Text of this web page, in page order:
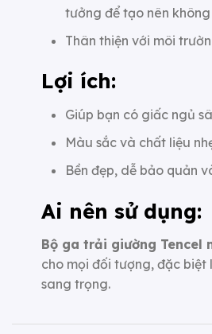
tưởng để tạo nên
Thân thiện với môi
Lợi ích:
Giúp bạn có giấc ngủ
Màu sắc và chất liệu
Bền đẹp, dễ bảo quản
Ai nên sử dụng:
Bộ ga trải giường Tencel
cho mọi đối tượng, đặc
sang trọng.